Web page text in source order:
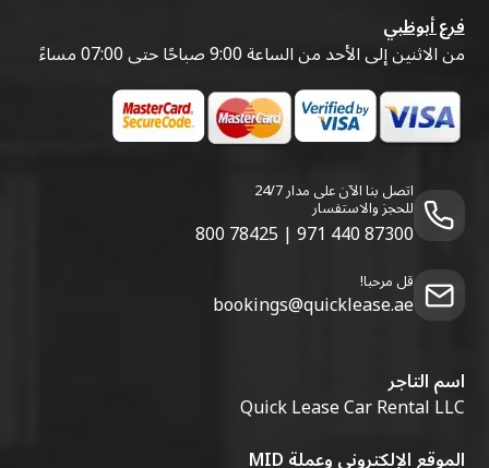
فرع أبوظبي
من الاثنين إلى الأحد من الساعة 9:00 صباحًا حتى 07:00 مساءً
اتصل بنا الآن على مدار 24/7
للحجز والاستفسار
800 78425 | 971 440 87300
قل مرحبا!
bookings@quicklease.ae
اسم التاجر
Quick Lease Car Rental LLC
الموقع الإلكتروني وعملة MID